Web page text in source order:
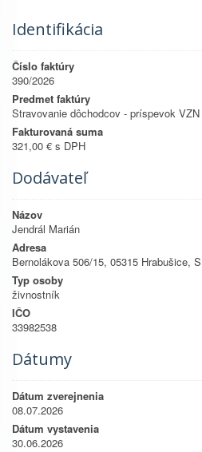
Identifikácia
Číslo faktúry
390/2026
Predmet faktúry
Stravovanie dôchodcov - príspevok
Fakturovaná suma
321,00 € s DPH
Dodávateľ
Názov
Jendrál Marián
Adresa
Bernolákova 506/15, 05315 Hrabušice,
Typ osoby
živnostník
IČO
33982538
Dátumy
Dátum zverejnenia
08.07.2026
Dátum vystavenia
30.06.2026